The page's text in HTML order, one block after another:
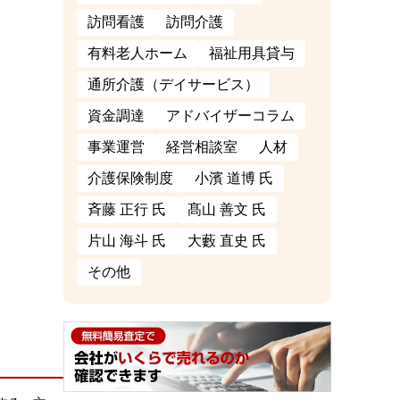
訪問看護 訪問介護
有料老人ホーム 福祉用具貸与
通所介護（デイサービス）
資金調達 アドバイザーコラム
事業運営 経営相談室 人材
介護保険制度 小濱 道博 氏
斉藤 正行 氏 髙山 善文 氏
片山 海斗 氏 大藪 直史 氏
その他